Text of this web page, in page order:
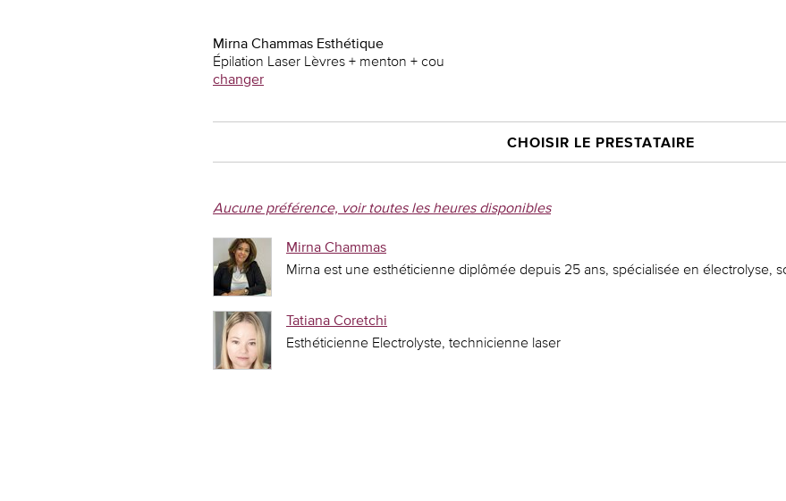
Mirna Chammas Esthétique
Épilation Laser Lèvres + menton + cou
changer
CHOISIR LE PRESTATAIRE
Aucune préférence, voir toutes les heures disponibles
Mirna Chammas
Mirna est une esthéticienne diplômée depuis 25 ans, spécialisée en électrolyse,
Tatiana Coretchi
Esthéticienne Electrolyste, technicienne laser